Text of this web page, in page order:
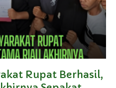
Rupat Berhasil,